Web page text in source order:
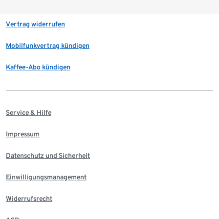
Vertrag widerrufen
Mobilfunkvertrag kündigen
Kaffee-Abo kündigen
Service & Hilfe
Impressum
Datenschutz und Sicherheit
Einwilligungsmanagement
Widerrufsrecht